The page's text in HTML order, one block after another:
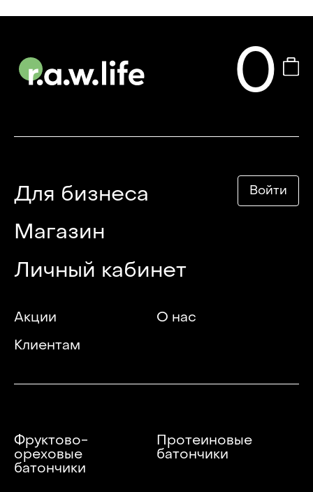
0
Личный кабинет
Магазин
Для бизнеса Войти
Акции
О нас
Клиентам
Фруктово-
ореховые
батончики
Протеиновые
батончики